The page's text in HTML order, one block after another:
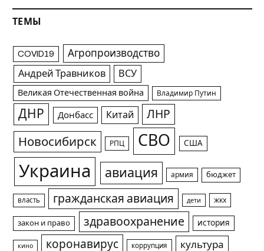
ТЕМЫ
COVID19 Агропроизводство
Андрей Травников ВСУ
Великая Отечественная война Владимир Путин
ДНР Донбасс Китай ЛНР
Новосибирск РПЦ СВО США
Украина авиация армия бюджет
власть гражданская авиация дети жкх
закон и право здравоохранение история
кино коронавирус коррупция
культура